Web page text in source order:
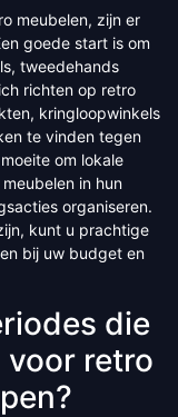
meubelen, zijn er
goede start is om
tweedehands
richten op retro
kringloopwinkels
te vinden tegen
om lokale
in hun
organiseren.
kunt u prachtige
bij uw budget en
die
retro